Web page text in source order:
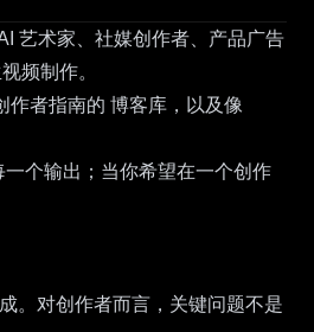
艺术家、社媒创作者、产品广告
频制作。
作者指南的 博客库 ，以及像
个输出；当你希望在一个创作
。对创作者而言，关键问题不是